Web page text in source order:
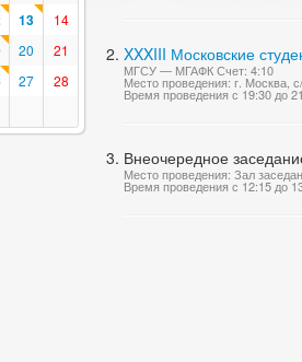
13 14
20 21
27 28
XXXIII Московские
МГСУ — МГАФК Счет: 4:10
Место проведения: г. Москва,
Время проведения с 19:30 до
Внеочередное
Место проведения: Зал
Время проведения с 12:15 до